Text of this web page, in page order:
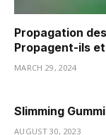
Propagation
Propagent-ils
MARCH 29, 2024
Slimming
AUGUST 30, 2023